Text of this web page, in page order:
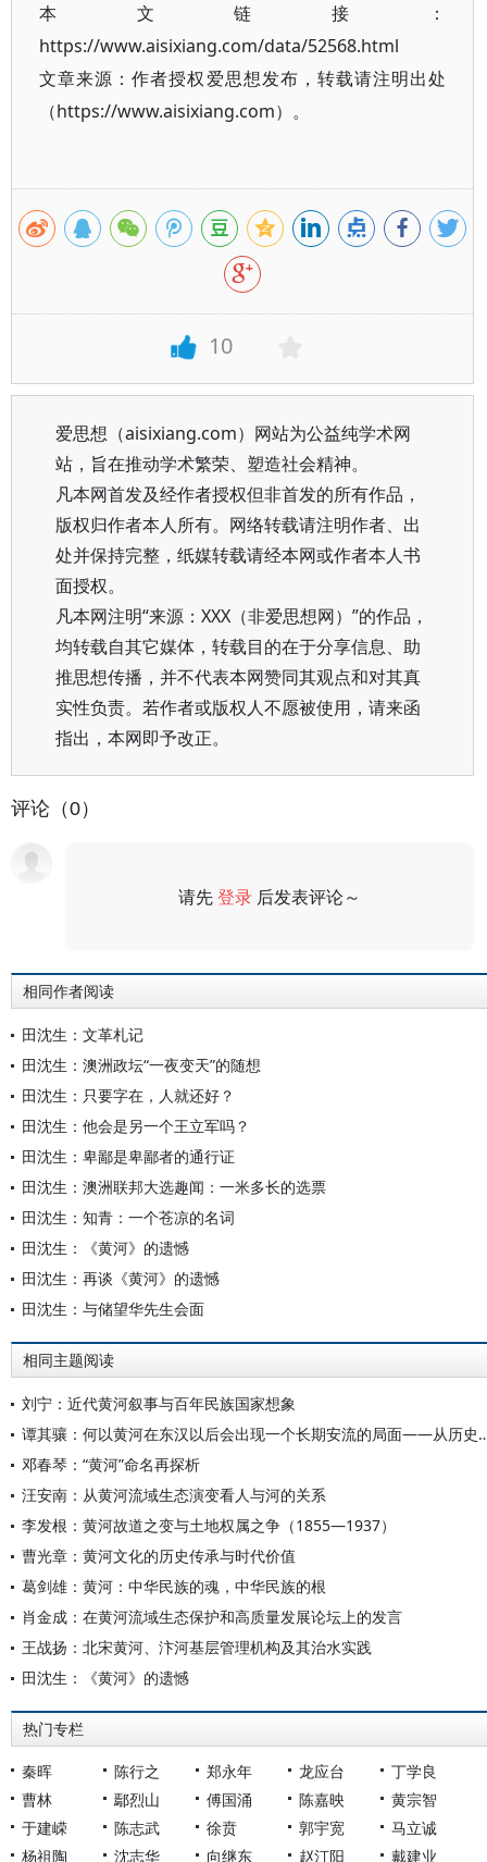
本文链接：
https://www.aisixiang.com/data/52568.html
文章来源：作者授权爱思想发布，转载请注明出处
（https://www.aisixiang.com）。
10
爱思想（aisixiang.com）网站为公益纯学术网
站，旨在推动学术繁荣、塑造社会精神。
凡本网首发及经作者授权但非首发的所有作品，
版权归作者本人所有。网络转载请注明作者、出
处并保持完整，纸媒转载请经本网或作者本人书
面授权。
凡本网注明“来源：XXX（非爱思想网）”的作品，
均转载自其它媒体，转载目的在于分享信息、助
推思想传播，并不代表本网赞同其观点和对其真
实性负责。若作者或版权人不愿被使用，请来函
指出，本网即予改正。
评论（0）
请先登录 后发表评论～
相同作者阅读
田沈生：文革札记
田沈生：澳洲政坛“一夜变天”的随想
田沈生：只要字在，人就还好？
田沈生：他会是另一个王立军吗？
田沈生：卑鄙是卑鄙者的通行证
田沈生：澳洲联邦大选趣闻：一米多长的选票
田沈生：知青：一个苍凉的名词
田沈生：《黄河》的遗憾
田沈生：再谈《黄河》的遗憾
田沈生：与储望华先生会面
相同主题阅读
刘宁：近代黄河叙事与百年民族国家想象
谭其骧：何以黄河在东汉以后会出现一个长期安流
邓春琴：“黄河”命名再探析
汪安南：从黄河流域生态演变看人与河的关系
李发根：黄河故道之变与土地权属之争（1855—1937）
曹光章：黄河文化的历史传承与时代价值
葛剑雄：黄河：中华民族的魂，中华民族的根
肖金成：在黄河流域生态保护和高质量发展论坛上的发言
王战扬：北宋黄河、汴河基层管理机构及其治水实践
田沈生：《黄河》的遗憾
热门专栏
秦晖 陈行之 郑永年 龙应台
丁学良
曹林
鄢烈山 傅国涌 陈嘉映
黄宗智
于建嵘
陈志武 徐贲 郭宇宽
马立诚
杨祖陶
沈志华 向继东 赵汀阳 戴建业